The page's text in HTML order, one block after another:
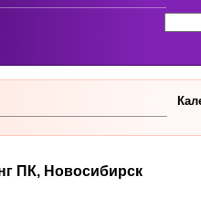
ПК, Новосибирск